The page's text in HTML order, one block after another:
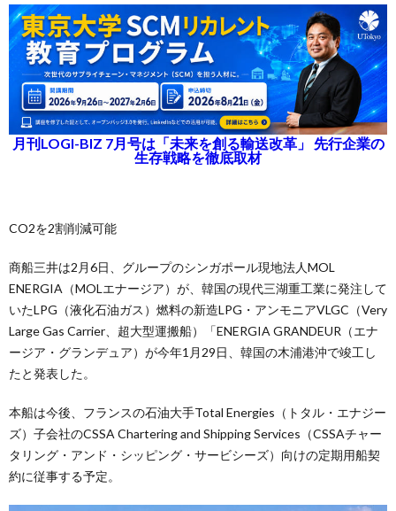
月刊LOGI-BIZ 7月号は「未来を創る輸送改革」 先行企業の
生存戦略を徹底取材
CO2を2割削減可能
商船三井は2月6日、グループのシンガポール現地法人MOL
ENERGIA（MOLエナージア）が、韓国の現代三湖重工業に発注して
いたLPG（液化石油ガス）燃料の新造LPG・アンモニアVLGC（Very
Large Gas Carrier、超大型運搬船）「ENERGIA GRANDEUR（エナ
ージア・グランデュア）が今年1月29日、韓国の木浦港沖で竣工し
たと発表した。
本船は今後、フランスの石油大手Total Energies（トタル・エナジー
ズ）子会社のCSSA Chartering and Shipping Services（CSSAチャー
タリング・アンド・シッピング・サービシーズ）向けの定期用船契
約に従事する予定。